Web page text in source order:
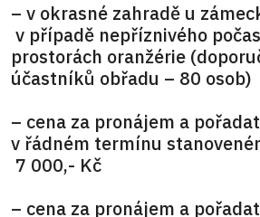
– v okrasné zahradě u
v případě nepříznivého
prostorách oranžérie
účastníků obřadu – 80 osob)
– cena za pronájem a
v řádném termínu
7 000,- Kč
– cena za pronájem a